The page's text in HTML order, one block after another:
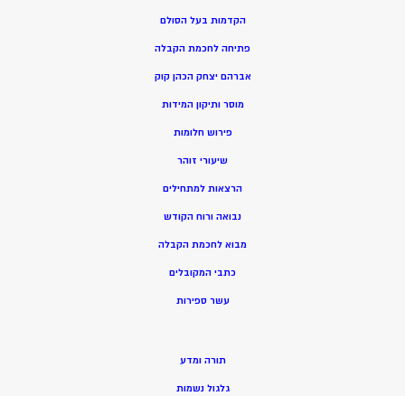
הקדמות בעל הסולם
פתיחה לחכמת הקבלה
אברהם יצחק הכהן קוק
מוסר ותיקון המידות
פירוש חלומות
שיעורי זוהר
הרצאות למתחילים
נבואה ורוח הקודש
מבוא לחכמת הקבלה
כתבי המקובלים
עשר ספירות
תורה ומדע
גלגול נשמות